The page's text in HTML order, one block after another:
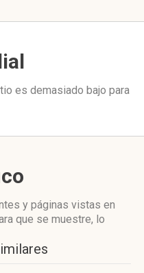
es demasiado bajo para
y páginas vistas en
que se muestre, lo